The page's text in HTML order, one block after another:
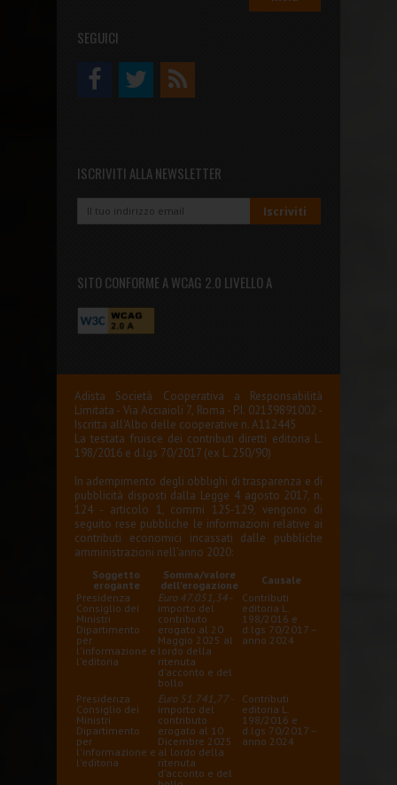
SEGUICI
ISCRIVITI ALLA NEWSLETTER
SITO CONFORME A WCAG 2.0 LIVELLO A
Adista Società Cooperativa a Responsabilità
Limitata - Via Acciaioli 7, Roma - P.I. 02139891002 -
Iscritta all'Albo delle cooperative n. A112445
La testata fruisce dei contributi diretti editoria L.
198/2016 e d.lgs 70/2017 (ex L. 250/90)
In adempimento degli obblighi di trasparenza e di
pubblicità disposti dalla Legge 4 agosto 2017, n.
124 - articolo 1, commi 125-129, vengono di
seguito rese pubbliche le informazioni relative ai
contributi economici incassati dalle pubbliche
amministrazioni nell'anno 2020:
Soggetto
erogante
Somma/valore
dell'erogazione
Causale
Presidenza
Consiglio dei
Ministri
Dipartimento
per
l'informazione e
l'editoria
Euro 47.051,34 -
importo del
contributo
erogato al 20
Maggio 2025 al
lordo della
ritenuta
d'acconto e del
bollo
Contributi
editoria L.
198/2016 e
d.lgs 70/2017 –
anno 2024
Presidenza
Consiglio dei
Ministri
Dipartimento
per
l'informazione e
l'editoria
Euro 51.741,77 -
importo del
contributo
erogato al 10
Dicembre 2025
al lordo della
ritenuta
d'acconto e del
Contributi
editoria L.
198/2016 e
d.lgs 70/2017 –
anno 2024